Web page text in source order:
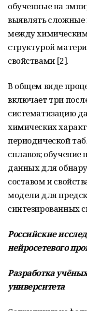
обученные на
выявлять сложные
между химическим
структурой
свойствами [2].
В общем виде
включает три
систематизацию
химических
периодической
сплавов; обучение
данных для
составом и
модели для
синтезированных
Российские
нейросетевого
Разработка
университета